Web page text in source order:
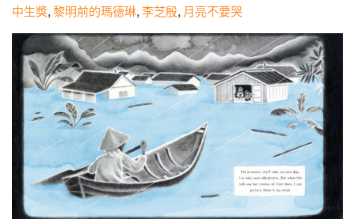
中生獎,黎明前的瑪德琳,李芝殷, 月亮不要哭